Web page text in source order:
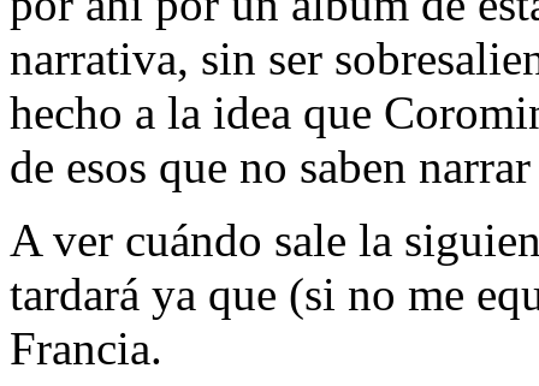
narrativa, sin ser
hecho a la idea que
de esos que no saben
A ver cuándo sale la
tardará ya que (si no me
Francia.